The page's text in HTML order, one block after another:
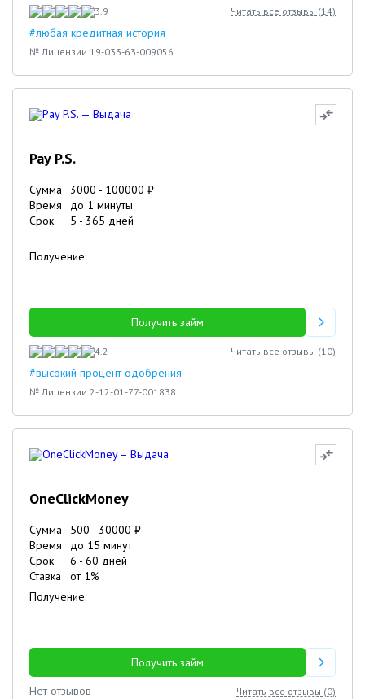
3.9 Читать все отзывы (14)
#любая кредитная история
№ Лицензии 19-033-63-009056
Pay P.S.
Сумма 3000 - 100000 ₽
Время
до 1 минуты
Срок
5 - 365 дней
Получение:
Получить займ
4.2 Читать все отзывы (10)
#высокий процент одобрения
№ Лицензии 2-12-01-77-001838
OneClickMoney
Сумма 500 - 30000 ₽
Время
до 15 минут
Срок
6 - 60 дней
Ставка
от 1%
Получение:
Получить займ
Нет отзывов
Читать все отзывы (0)